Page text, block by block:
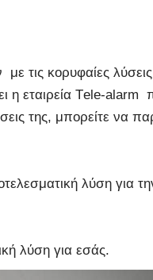
τις κορυφαίες
η εταιρεία Τele-
της, μπορείτε να
λύση για
λύση για εσάς.